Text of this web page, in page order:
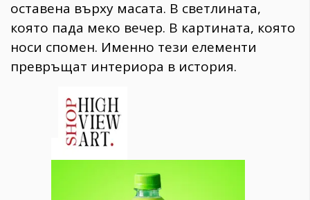
оставена върху масата. В светлината,
която пада меко вечер. В картината, която
носи спомен. Именно тези елементи
превръщат интериора в история.